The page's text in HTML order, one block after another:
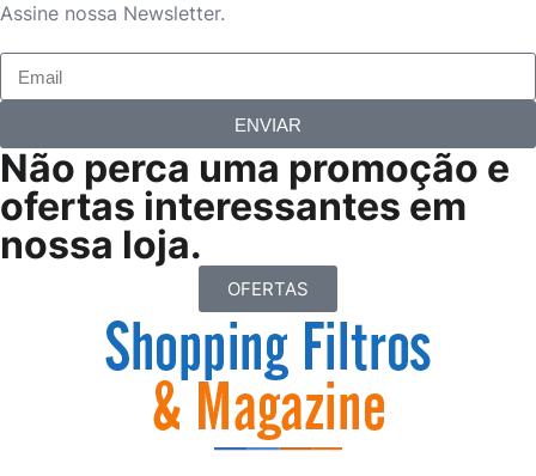
Assine nossa Newsletter.
ENVIAR
Não perca uma promoção e
ofertas interessantes em
nossa loja.
OFERTAS